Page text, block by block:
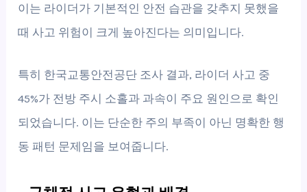
이는 라이더가 기본적인 안전 습관을 갖추지 못했을
때 사고 위험이 크게 높아진다는 의미입니다.
특히 한국교통안전공단 조사 결과, 라이더 사고 중
45%가 전방 주시 소홀과 과속이 주요 원인으로 확인
되었습니다. 이는 단순한 주의 부족이 아닌 명확한 행
동 패턴 문제임을 보여줍니다.